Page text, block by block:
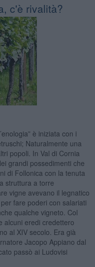
c'è rivalità?
è iniziata con i
Naturalmente una
popoli. In Val di Cornia
grandi possedimenti che
di Follonica con la tenuta
struttura a torre
vigne avevano il legnatico
fare poderi con salariati
qualche vigneto. Col
alcuni eredi credettero
al XIV secolo. Era già
Jacopo Appiano dal
passò ai Ludovisi